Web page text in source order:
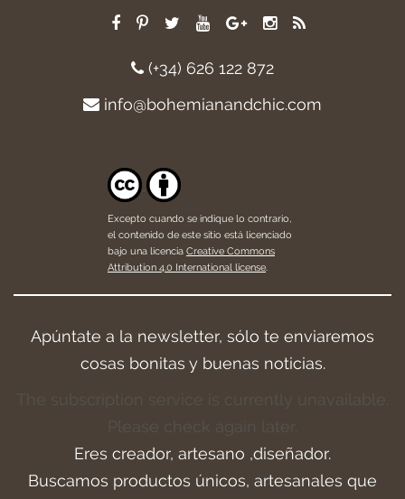
(+34) 626 122 872
info@bohemianandchic.com
Excepto cuando se indique lo contrario,
el contenido de este sitio está licenciado
bajo una licencia Creative Commons
Attribution 4.0 International license.
Apúntate a la newsletter, sólo te enviaremos
cosas bonitas y buenas noticias.
The subscription service is currently unavailable.
Please check again later.
Eres creador, artesano ,diseñador.
Buscamos productos únicos, artesanales que